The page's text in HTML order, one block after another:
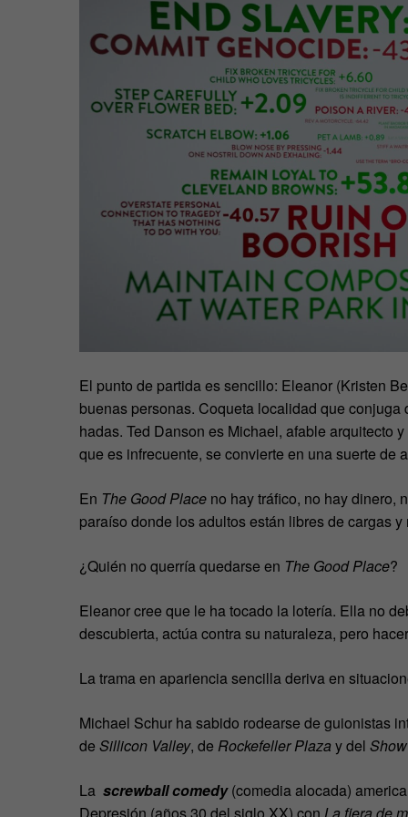
El punto de partida es sencillo: Eleanor (Kristen
buenas personas. Coqueta localidad que
hadas. Ted Danson es Michael, afable arquitecto
que es infrecuente, se convierte en una suerte de
En The Good Place no hay tráfico, no hay dinero,
paraíso donde los adultos están libres de cargas
¿Quién no querría quedarse en The Good Place?
Eleanor cree que le ha tocado la lotería. Ella no
descubierta, actúa contra su naturaleza, pero
La trama en apariencia sencilla deriva en
Michael Schur ha sabido rodearse de guionistas
de Sillicon Valley, de Rockefeller Plaza y del
La screwball comedy(comedia alocada)
Depresión (años 30 del siglo XX) con La fiera de